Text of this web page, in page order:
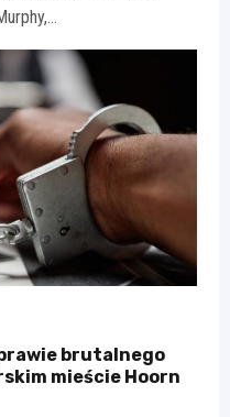
brutalnego
mieście Hoorn